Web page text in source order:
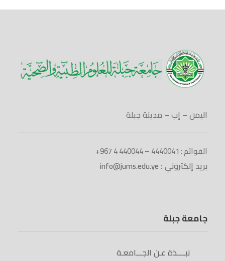
اليمن – إب – مدينة جبلة
القوائم : 4440041 – 440044 4 967+
بريد إلكتروني : info@jums.edu.ye
جامعة جبلة
نبــــذة عـن الجـــامعـة